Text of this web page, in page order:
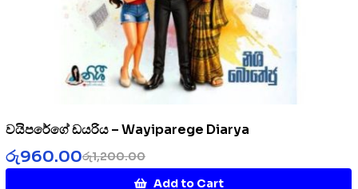
වයිපරේගේ ඩයරිය – Wayiparege Diarya
රු1,200.00
රු960.00
Add to Cart